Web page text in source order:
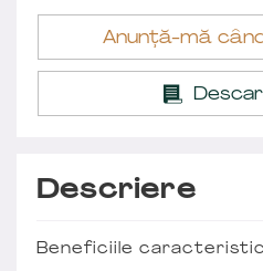
Anunță-mă
Descriere
Beneficiile